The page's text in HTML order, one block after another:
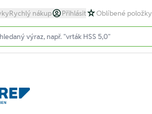
Rychlý nákup Přihlásit Oblíbené položky